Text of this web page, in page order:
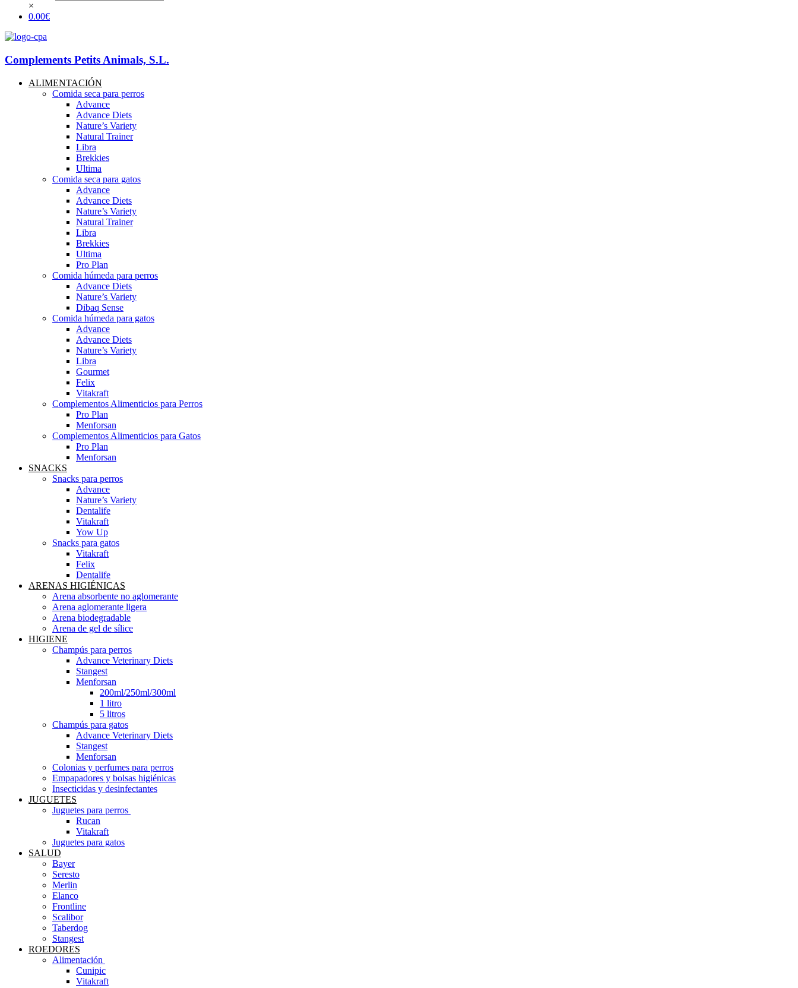
×
0.00€
Complements Petits Animals, S.L.
ALIMENTACIÓN
Comida seca para perros
Advance
Advance Diets
Nature’s Variety
Natural Trainer
Libra
Brekkies
Ultima
Comida seca para gatos
Advance
Advance Diets
Nature’s Variety
Natural Trainer
Libra
Brekkies
Ultima
Pro Plan
Comida húmeda para perros
Advance Diets
Nature’s Variety
Dibaq Sense
Comida húmeda para gatos
Advance
Advance Diets
Nature’s Variety
Libra
Gourmet
Felix
Vitakraft
Complementos Alimenticios para Perros
Pro Plan
Menforsan
Complementos Alimenticios para Gatos
Pro Plan
Menforsan
SNACKS
Snacks para perros
Advance
Nature’s Variety
Dentalife
Vitakraft
Yow Up
Snacks para gatos
Vitakraft
Felix
Dentalife
ARENAS HIGIÉNICAS
Arena absorbente no aglomerante
Arena aglomerante ligera
Arena biodegradable
Arena de gel de sílice
HIGIENE
Champús para perros
Advance Veterinary Diets
Stangest
Menforsan
200ml/250ml/300ml
1 litro
5 litros
Champús para gatos
Advance Veterinary Diets
Stangest
Menforsan
Colonias y perfumes para perros
Empapadores y bolsas higiénicas
Insecticidas y desinfectantes
JUGUETES
Juguetes para perros ​
Rucan
Vitakraft
Juguetes para gatos
SALUD
Bayer
Seresto
Merlin
Elanco
Frontline
Scalibor
Taberdog
Stangest
ROEDORES
Alimentación ​
Cunipic
Vitakraft